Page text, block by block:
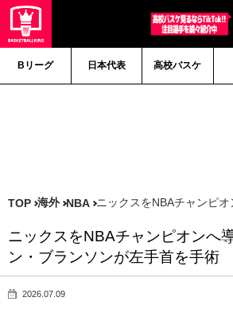
Bリーグ 日本代表 高校バスケ
TOP 海外 NBA ニックスをNBAチャンピ
ニックスをNBAチャンピオンへ
ン・ブランソンが左手首を手術
2026.07.09